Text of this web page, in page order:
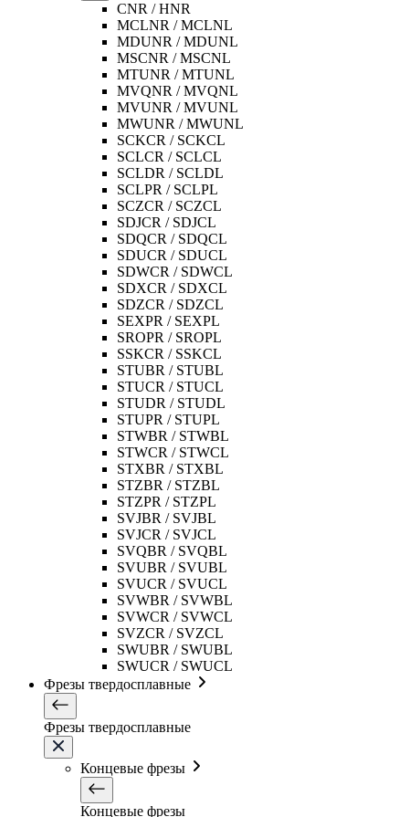
CNR / HNR
MCLNR / MCLNL
MDUNR / MDUNL
MSCNR / MSCNL
MTUNR / MTUNL
MVQNR / MVQNL
MVUNR / MVUNL
MWUNR / MWUNL
SCKCR / SCKCL
SCLCR / SCLCL
SCLDR / SCLDL
SCLPR / SCLPL
SCZCR / SCZCL
SDJCR / SDJCL
SDQCR / SDQCL
SDUCR / SDUCL
SDWCR / SDWCL
SDXCR / SDXCL
SDZCR / SDZCL
SEXPR / SEXPL
SROPR / SROPL
SSKCR / SSKCL
STUBR / STUBL
STUCR / STUCL
STUDR / STUDL
STUPR / STUPL
STWBR / STWBL
STWCR / STWCL
STXBR / STXBL
STZBR / STZBL
STZPR / STZPL
SVJBR / SVJBL
SVJCR / SVJCL
SVQBR / SVQBL
SVUBR / SVUBL
SVUCR / SVUCL
SVWBR / SVWBL
SVWCR / SVWCL
SVZCR / SVZCL
SWUBR / SWUBL
SWUCR / SWUCL
Фрезы твердосплавные
Фрезы твердосплавные
Концевые фрезы
Концевые фрезы